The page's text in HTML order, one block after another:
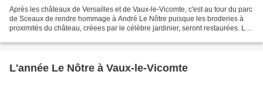
Après les châteaux de Versailles et de Vaux-le-Vicomte, c'est au tour du parc
de Sceaux de rendre hommage à André Le Nôtre puisque les broderies à
proximités du château, créees par le célèbre jardinier, seront restaurées. Le
L'année Le Nôtre à Vaux-le-Vicomte